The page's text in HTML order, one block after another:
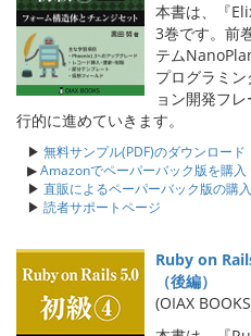
本書は、『
3巻です。前
テム
プログラミ
ョン開発フ
行的に進めていきます。
▶ 無料サンプル(PDF)のダウンロード
▶Amazonでペーパーバック版を購入
▶ 直販によるペーパーバック版の購入
▶ 読者サポートページ
Ruby on
（後編）
(OIAX